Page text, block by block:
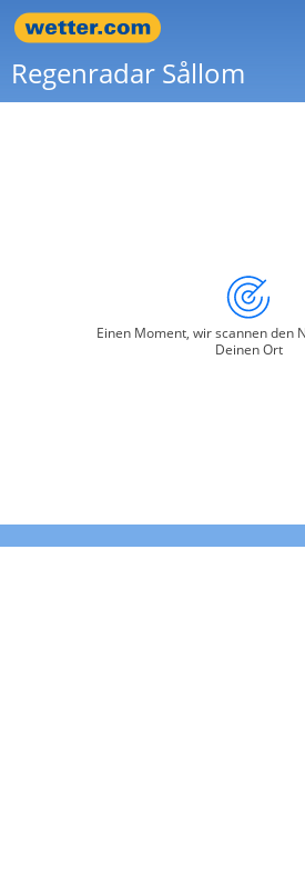
Regenradar Sållom
Einen Moment, wir scannen den
Deinen Ort